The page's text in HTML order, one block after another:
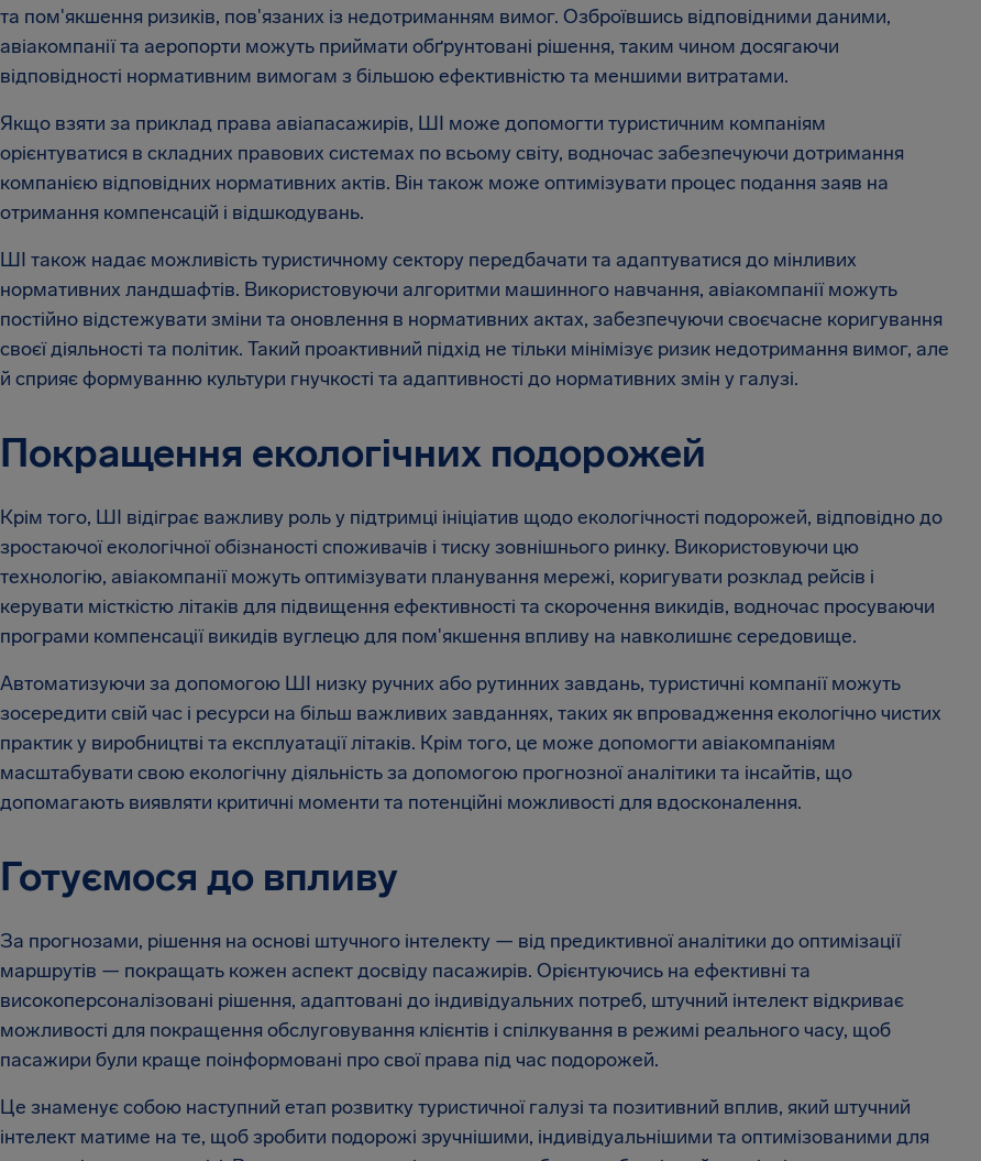
та пом'якшення ризиків, пов'язаних із недотриманням вимог. Озброївшись відповідними даними,
авіакомпанії та аеропорти можуть приймати обґрунтовані рішення, таким чином досягаючи
відповідності нормативним вимогам з більшою ефективністю та меншими витратами.
Якщо взяти за приклад права авіапасажирів, ШІ може допомогти туристичним компаніям
орієнтуватися в складних правових системах по всьому світу, водночас забезпечуючи дотримання
компанією відповідних нормативних актів. Він також може оптимізувати процес подання заяв на
отримання компенсацій і відшкодувань.
ШІ також надає можливість туристичному сектору передбачати та адаптуватися до мінливих
нормативних ландшафтів. Використовуючи алгоритми машинного навчання, авіакомпанії можуть
постійно відстежувати зміни та оновлення в нормативних актах, забезпечуючи своєчасне коригування
своєї діяльності та політик. Такий проактивний підхід не тільки мінімізує ризик недотримання вимог, але
й сприяє формуванню культури гнучкості та адаптивності до нормативних змін у галузі.
Покращення екологічних подорожей
Крім того, ШІ відіграє важливу роль у підтримці ініціатив щодо екологічності подорожей, відповідно до
зростаючої екологічної обізнаності споживачів і тиску зовнішнього ринку. Використовуючи цю
технологію, авіакомпанії можуть оптимізувати планування мережі, коригувати розклад рейсів і
керувати місткістю літаків для підвищення ефективності та скорочення викидів, водночас просуваючи
програми компенсації викидів вуглецю для пом'якшення впливу на навколишнє середовище.
Автоматизуючи за допомогою ШІ низку ручних або рутинних завдань, туристичні компанії можуть
зосередити свій час і ресурси на більш важливих завданнях, таких як впровадження екологічно чистих
практик у виробництві та експлуатації літаків. Крім того, це може допомогти авіакомпаніям
масштабувати свою екологічну діяльність за допомогою прогнозної аналітики та інсайтів, що
допомагають виявляти критичні моменти та потенційні можливості для вдосконалення.
Готуємося до впливу
За прогнозами, рішення на основі штучного інтелекту — від предиктивної аналітики до оптимізації
маршрутів — покращать кожен аспект досвіду пасажирів. Орієнтуючись на ефективні та
високоперсоналізовані рішення, адаптовані до індивідуальних потреб, штучний інтелект відкриває
можливості для покращення обслуговування клієнтів і спілкування в режимі реального часу, щоб
пасажири були краще поінформовані про свої права під час подорожей.
Це знаменує собою наступний етап розвитку туристичної галузі та позитивний вплив, який штучний
інтелект матиме на те, щоб зробити подорожі зручнішими, індивідуальнішими та оптимізованими для